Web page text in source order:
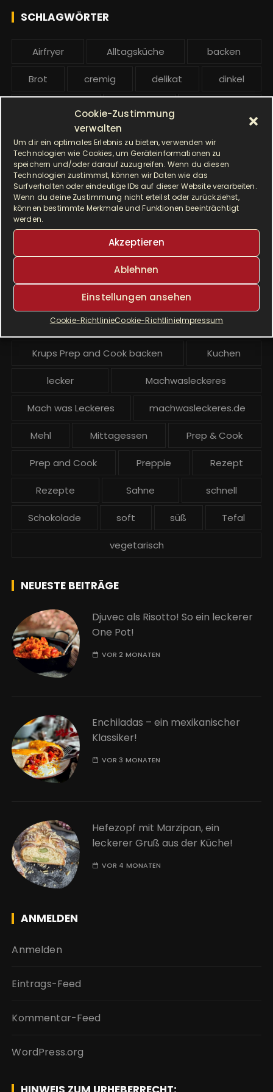
Cookie-Zustimmung
verwalten
Um dir ein optimales Erlebnis zu bieten, verwenden wir
Technologien wie Cookies, um Geräteinformationen zu
speichern und/oder darauf zuzugreifen. Wenn du diesen
Technologien zustimmst, können wir Daten wie das
Surfverhalten oder eindeutige IDs auf dieser Website verarbeiten.
Wenn du deine Zustimmung nicht erteilst oder zurückziehst,
können bestimmte Merkmale und Funktionen beeinträchtigt
werden.
Akzeptieren
Ablehnen
Einstellungen ansehen
Cookie-RichtlinieCookie-RichtlinieImpressum
:
e SCHLAGWÖRTER
Airfryer Alltagsküche backen
Brot cremig delikat dinkel
Hauptgericht Hefe Hefeteig
HP5031 HP 5031
I Prep & Cook Gourmet kochen
Krups Master Perfect Gourmet
Krups Prep & Cook
Krups Prep & Cook Rezepte
Krups Prep and Cook
Krups Prep and Cook backen Kuchen
lecker Machwasleckeres
Mach was Leckeres machwasleckeres.de
Mehl Mittagessen Prep & Cook
Prep and Cook Preppie Rezept
Rezepte Sahne schnell
Schokolade soft süß Tefal
vegetarisch
NEUESTE BEITRÄGE
Djuvec als Risotto! So ein leckerer
One Pot!
VOR 2 MONATEN
Enchiladas – ein mexikanischer
Klassiker!
VOR 3 MONATEN
Hefezopf mit Marzipan, ein
leckerer Gruß aus der Küche!
VOR 4 MONATEN
ANMELDEN
Anmelden
Eintrags-Feed
Kommentar-Feed
WordPress.org